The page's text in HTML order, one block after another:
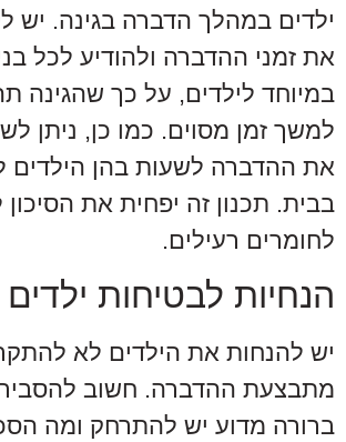
ילדים במהלך הדברה בגינה. יש
את זמני ההדברה ולהודיע לכל
במיוחד לילדים, על כך שהגינה
למשך זמן מסוים. כמו כן, ניתן
את ההדברה לשעות בהן הילדים
בבית. תכנון זה יפחית את
לחומרים רעילים.
הנחיות לבטיחות ילדים
יש להנחות את הילדים לא
מתבצעת ההדברה. חשוב
ברורה מדוע יש להתרחק ומה